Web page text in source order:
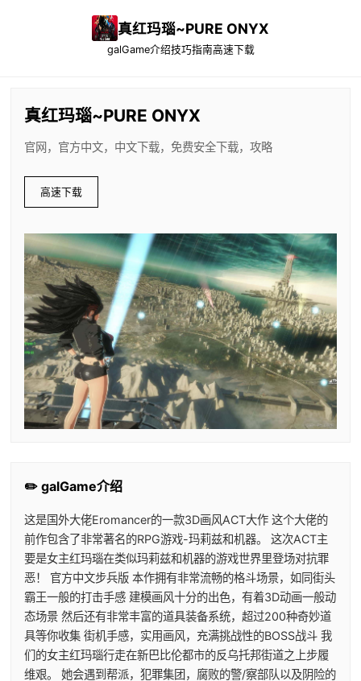
真红玛瑙~PURE ONYX
galGame介绍技巧指南高速下载
真红玛瑙~PURE ONYX
官网，官方中文，中文下载，免费安全下载，攻略
高速下载
✏️ galGame介绍
这是国外大佬Eromancer的一款3D画风ACT大作 这个大佬的
前作包含了非常著名的RPG游戏-玛莉兹和机器。 这次ACT主
要是女主红玛瑙在类似玛莉兹和机器的游戏世界里登场对抗罪
恶！ 官方中文步兵版 本作拥有非常流畅的格斗场景，如同街头
霸王一般的打击手感 建模画风十分的出色，有着3D动画一般动
态场景 然后还有非常丰富的道具装备系统，超过200种奇妙道
具等你收集 街机手感，实用画风，充满挑战性的BOSS战斗 我
们的女主红玛瑙行走在新巴比伦都市的反乌托邦街道之上步履
维艰。 她会遇到帮派，犯罪集团，腐败的警/察部队以及阴险的